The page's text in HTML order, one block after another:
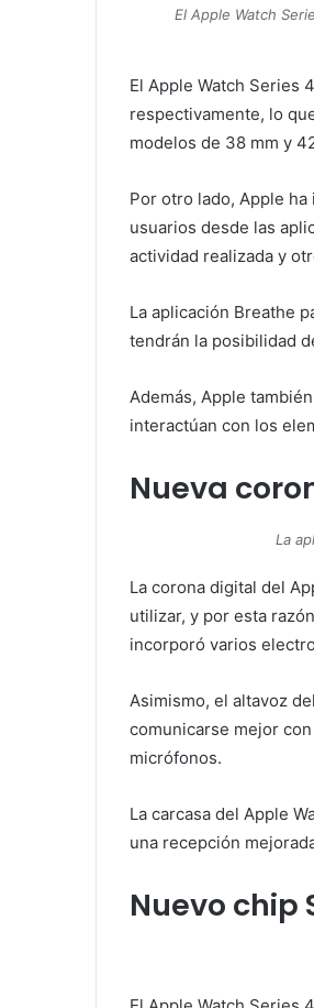
El Apple Watch
El Apple Watch Series
respectivamente, lo
modelos de 38 mm y
Por otro lado, Apple ha
usuarios desde las
actividad realizada y
La aplicación Breathe
tendrán la posibilidad
Además, Apple
interactúan con los
Nueva
La
La corona digital del
utilizar, y por esta
incorporó varios
Asimismo, el altavoz
comunicarse mejor
micrófonos.
La carcasa del Apple
una recepción
Nuevo chip